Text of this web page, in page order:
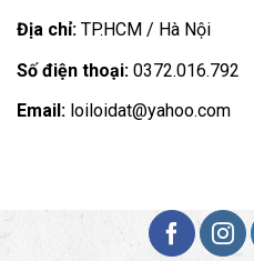
Địa chỉ: TP.HCM / Hà Nội
Số điện thoại: 0372.016.792
Email: loiloidat@yahoo.com